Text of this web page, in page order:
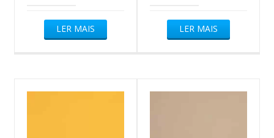
LER MAIS LER MAIS